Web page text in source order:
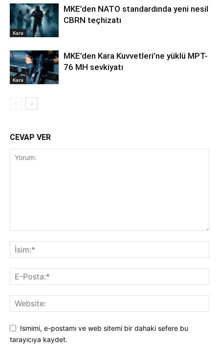
Kara
MKE’den NATO standardında yeni nesil
CBRN teçhizatı
Kara
MKE’den Kara Kuvvetleri’ne yüklü MPT-
76 MH sevkiyatı
CEVAP VER
Ismimi, e-postamı ve web sitemi bir dahaki sefere bu
tarayıcıya kaydet.